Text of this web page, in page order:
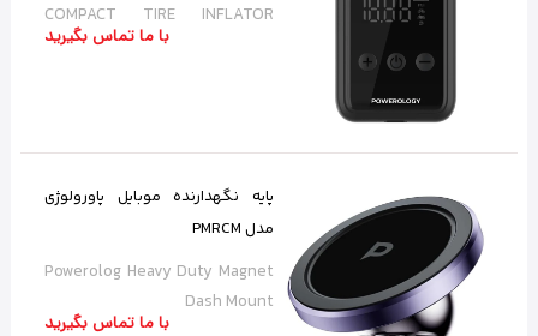
P25CMAPBK
COMPACT TIRE INFLATOR
با ما تماس بگیرید
پایه نگهدارنده موبایل پاورولوژی
مدل PMRCM
Powerolog Heavy Duty Magnet
Dash Mount
با ما تماس بگیرید